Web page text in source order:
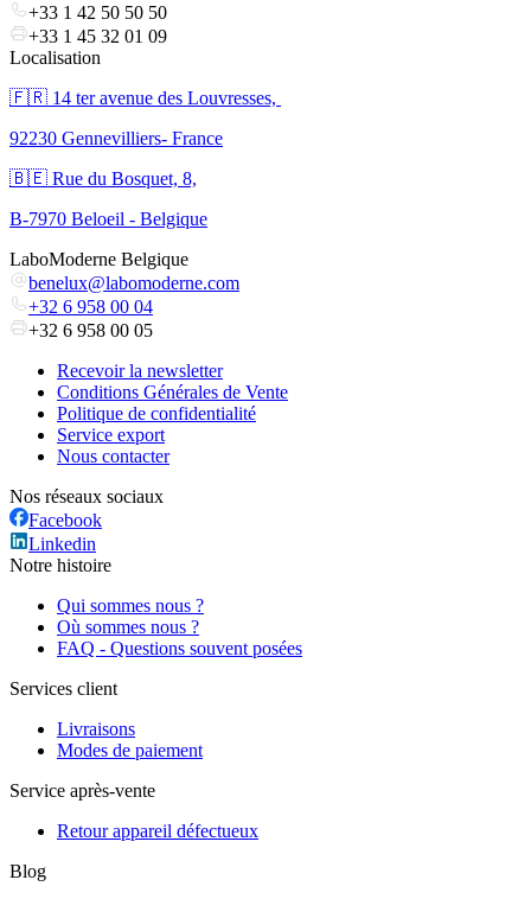
+33 1 42 50 50 50
+33 1 45 32 01 09
Localisation
🇫🇷 ​14 ter avenue des Louvresses,
92230 Gennevilliers- France
🇧🇪 Rue du Bosquet, 8,
B-7970 Beloeil - Belgique
LaboModerne Belgique
benelux@labomoderne.com
+32 6 958 00 04
+32 6 958 00 05
Recevoir la newsletter
Conditions Générales de Vente
Politique de confidentialité
Service export
Nous contacter
Nos réseaux sociaux
Facebook
Linkedin
Notre histoire
Qui sommes nous ?
Où sommes nous ?
FAQ - Questions souvent posées
Services client
Livraisons
Modes de paiement
Service après-vente
Retour appareil défectueux
Blog